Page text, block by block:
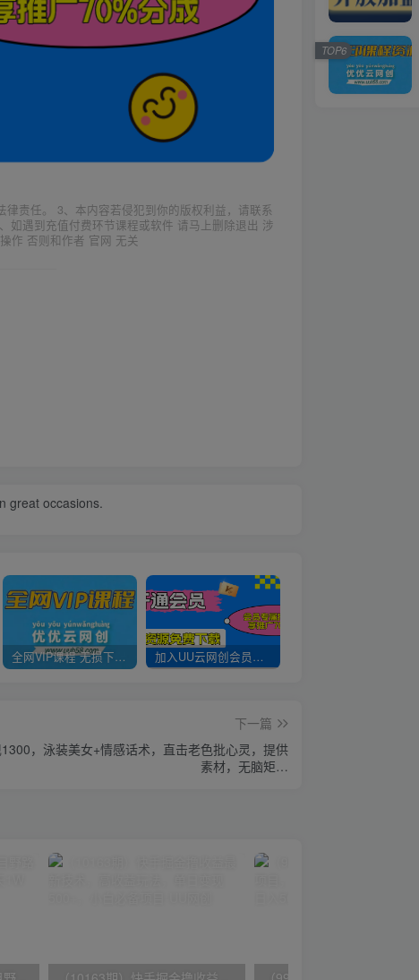
责任。 3、本内容若侵犯到你的版权利益，请联系
如遇到充值付费环节课程或软件 请马上删除退出 涉
作 否则和作者 官网 无关
great occasions.
全网VIP课程 无损下载~ 加入UU云网创会员，全站资源免费学习。
下一篇
1300，泳装美女+情感话术，直击老色批心灵，提供
素材，无脑矩…
TOP6